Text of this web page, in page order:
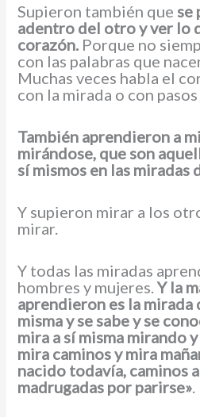
Supieron también que se
adentro del otro y ver lo
corazón. Porque no
con las palabras que
Muchas veces habla el
con la mirada o con
También aprendieron a
mirándose, que son
sí mismos en las miradas
Y supieron mirar a los
mirar.
Y todas las miradas
hombres y mujeres.Y la
aprendieron es la mirada
misma y se sabe y se
mira a sí misma mirando
mira caminos y mira
nacido todavía, caminos
madrugadas por parirse».